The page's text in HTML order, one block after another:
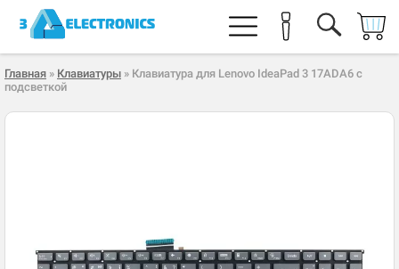
Главная » Клавиатуры » Клавиатура для Lenovo IdeaPad 3 17ADA6 с
подсветкой